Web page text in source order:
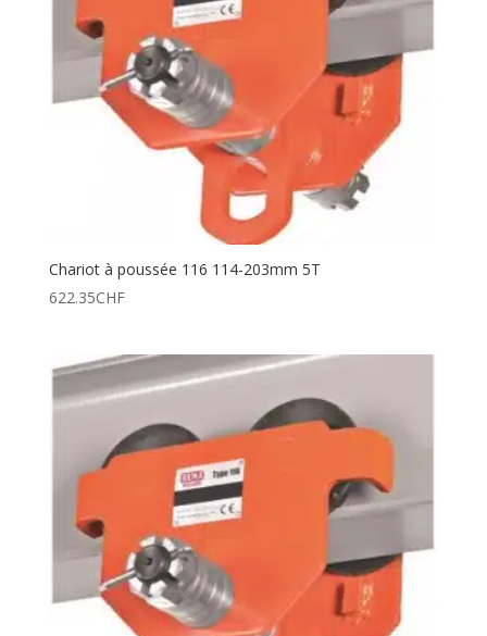
Chariot à poussée 116 114-203mm 5T
622.35CHF